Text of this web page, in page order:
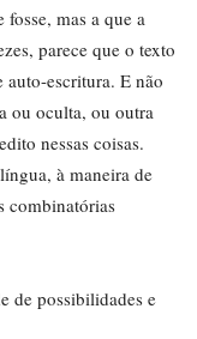
mas a que a
parece que o texto
auto-escritura. E não
ou oculta, ou outra
nessas coisas.
à maneira de
combinatórias
de possibilidades e